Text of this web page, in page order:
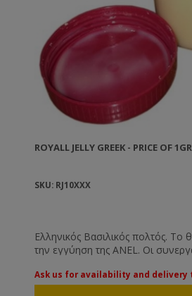
ROYALL JELLY GREEK - PRICE OF
SKU: RJ10XXX
Ελληνικός Βασιλικός πολτός. Το
την εγγύηση της ANEL. Οι
γνησιότητα του προϊόντος.
Ask us for availability and delivery